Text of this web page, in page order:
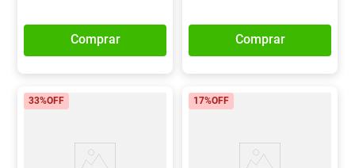
Comprar Comprar
33%OFF 17%OFF